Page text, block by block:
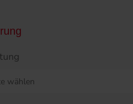
wählen